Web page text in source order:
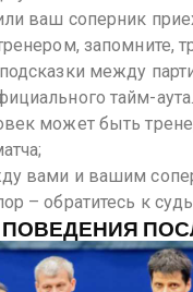
ваш соперник
запомните,
между
тайм-
может быть
вами и вашим
– обратитесь к